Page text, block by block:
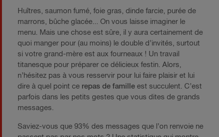
Huîtres, saumon fumé, foie gras, dinde farcie, purée de
marrons, bûche glacée... On vous laisse imaginer le
menu. Mais une chose est sûre, il y aura certainement de
quoi manger pour (au moins) le double d’invités, surtout
si votre grand-mère est aux fourneaux ! Un travail
titanesque pour préparer ce délicieux festin. Alors,
n’hésitez pas à vous resservir pour lui faire plaisir et lui
dire à quel point ce repas de famille est succulent. C’est
parfois dans les petits gestes que vous dites de grands
messages.
Saviez-vous que 93% des messages que l’on renvoie ne